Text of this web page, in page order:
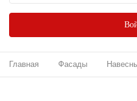
Главная Фасады